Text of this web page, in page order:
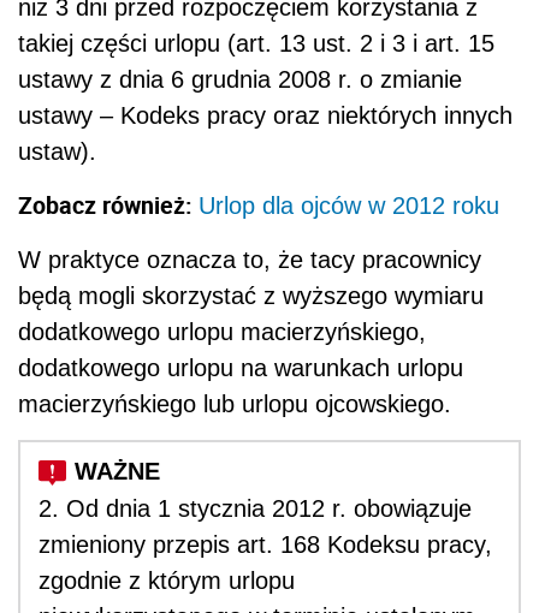
niż 3 dni przed rozpoczęciem korzystania z
takiej części urlopu (art. 13 ust. 2 i 3 i art. 15
ustawy z dnia 6 grudnia 2008 r. o zmianie
ustawy – Kodeks pracy oraz niektórych innych
ustaw).
Zobacz również: Urlop dla ojców w 2012 roku
W praktyce oznacza to, że tacy pracownicy
będą mogli skorzystać z wyższego wymiaru
dodatkowego urlopu macierzyńskiego,
dodatkowego urlopu na warunkach urlopu
macierzyńskiego lub urlopu ojcowskiego.
2. Od dnia 1 stycznia 2012 r. obowiązuje
zmieniony przepis art. 168 Kodeksu pracy,
zgodnie z którym urlopu